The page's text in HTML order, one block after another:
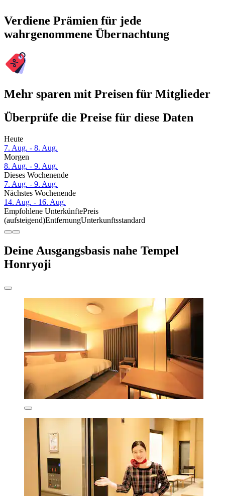
Verdiene Prämien für jede
wahrgenommene Übernachtung
Mehr sparen mit Preisen für Mitglieder
Überprüfe die Preise für diese Daten
Heute
7. Aug. - 8. Aug.
Morgen
8. Aug. - 9. Aug.
Dieses Wochenende
7. Aug. - 9. Aug.
Nächstes Wochenende
14. Aug. - 16. Aug.
Empfohlene UnterkünftePreis
(aufsteigend)EntfernungUnterkunftsstandard
Deine Ausgangsbasis nahe Tempel
Honryoji